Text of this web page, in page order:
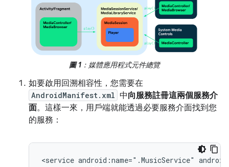
圖 1 ：媒體應用程式元件總覽
如要啟用回溯相容性，您需要在
AndroidManifest.xml 中向服務註冊這兩個服務介
面。這樣一來，用戶端就能透過必要服務介面找到您
的服務：
<service android:name=".MusicService"